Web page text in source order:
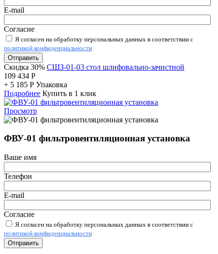
E-mail
Согласие
Я согласен на обработку персональных данных в соответствии с
политикой конфиденциальности
Отправить
Скидка 30% СШЗ-01-03 стол шлифовально-зачистной
109 434 Р
+ 5 185 Р Упаковка
Подробнее Купить в 1 клик
Просмотр
ФВУ-01 фильтровентиляционная установка
Ваше имя
Телефон
E-mail
Согласие
Я согласен на обработку персональных данных в соответствии с
политикой конфиденциальности
Отправить